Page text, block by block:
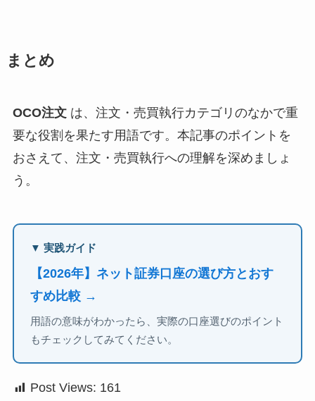
まとめ
OCO注文は、注文・売買執行カテゴリのなかで重
要な役割を果たす用語です。本記事のポイントを
おさえて、注文・売買執行への理解を深めましょ
う。
▼ 実践ガイド
【2026年】ネット証券口座の選び方とおす
すめ比較 →
用語の意味がわかったら、実際の口座選びのポイント
もチェックしてみてください。
Post Views: 161